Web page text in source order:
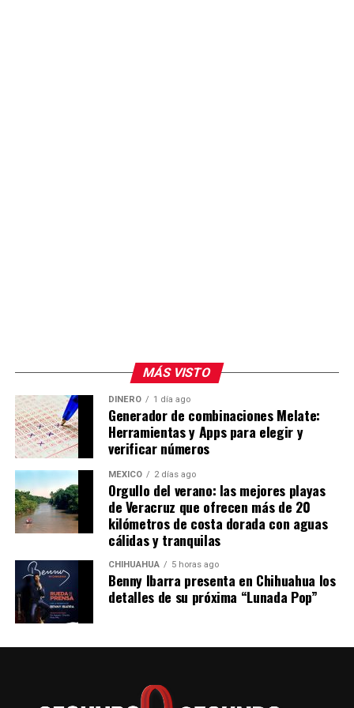
MÁS VISTO
DINERO 1 día ago
Generador de combinaciones Melate:
Herramientas y Apps para elegir y
verificar números
MÉXICO 2 días ago
Orgullo del verano: las mejores playas
de Veracruz que ofrecen más de 20
kilómetros de costa dorada con aguas
cálidas y tranquilas
CHIHUAHUA 5 horas ago
Benny Ibarra presenta en Chihuahua los
detalles de su próxima “Lunada Pop”